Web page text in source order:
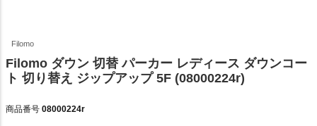
Filomo
Filomo ダウン 切替 パーカー レディース ダウンコー
ト 切り替え ジップアップ 5F (08000224r)
商品番号 08000224r